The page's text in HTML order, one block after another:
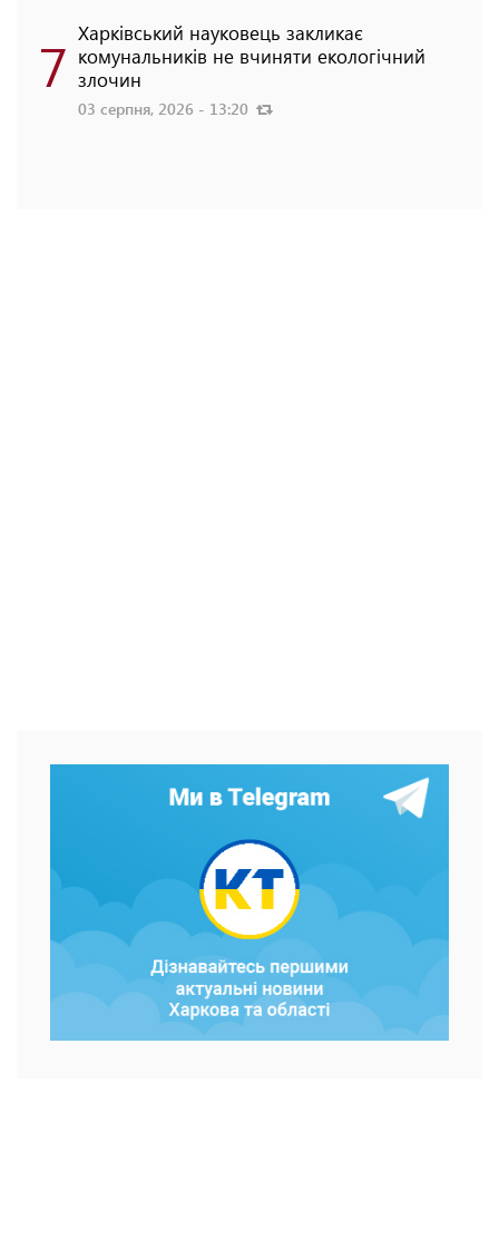
7 Харківський науковець закликає
комунальників не вчиняти екологічний
злочин
03 серпня, 2026 - 13:20